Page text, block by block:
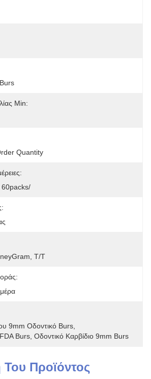
Min:
Quantity
60packs/
T/T
9mm Οδοντικό Burs
Burs Οδοντικό Καρβίδιο 9mm Burs
Προϊόντος